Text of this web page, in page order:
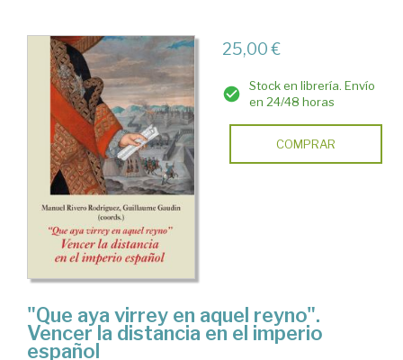
25,00 €
Stock en librería. Envío
en 24/48 horas
COMPRAR
"Que aya virrey en aquel reyno".
Vencer la distancia en el imperio
español